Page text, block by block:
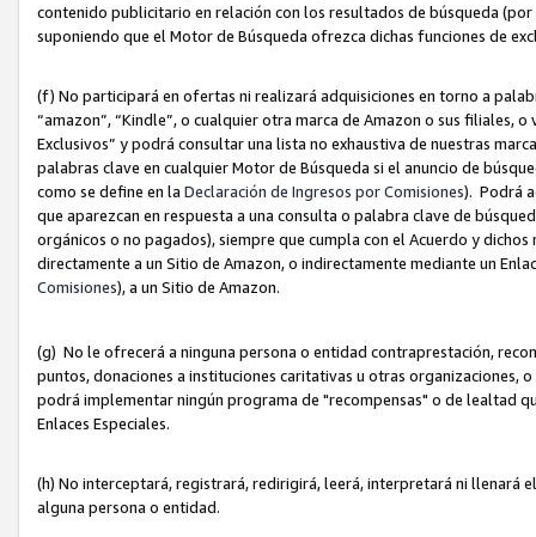
contenido publicitario en relación con los resultados de búsqueda
suponiendo que el Motor de Búsqueda ofrezca dichas funciones de
(f) No participará en ofertas ni realizará adquisiciones en torno a
“amazon”, “Kindle”, o cualquier otra marca de Amazon o sus filiales,
Exclusivos” y podrá consultar una lista no exhaustiva de nuestras
palabras clave en cualquier Motor de Búsqueda si el anuncio de
como se define en la Declaración de Ingresos por Comisiones). Podrá
que aparezcan en respuesta a una consulta o palabra clave de
orgánicos o no pagados), siempre que cumpla con el Acuerdo y
directamente a un Sitio de Amazon, o indirectamente mediante un
Comisiones), a un Sitio de Amazon.
(g) No le ofrecerá a ninguna persona o entidad contraprestación,
puntos, donaciones a instituciones caritativas u otras organizaciones,
podrá implementar ningún programa de "recompensas" o de lealtad
Enlaces Especiales.
(h) No interceptará, registrará, redirigirá, leerá, interpretará ni
alguna persona o entidad.